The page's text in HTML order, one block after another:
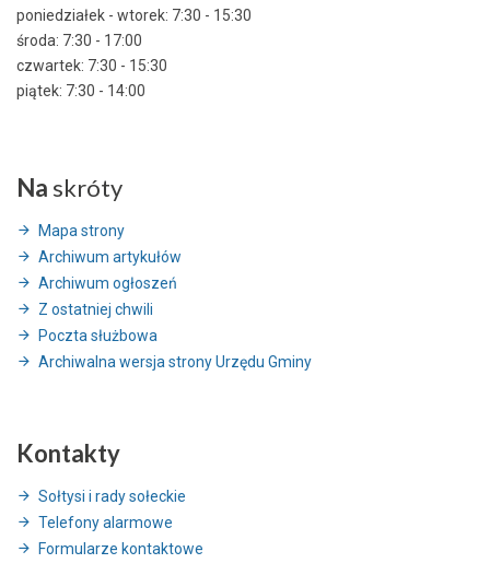
poniedziałek - wtorek: 7:30 - 15:30
środa: 7:30 - 17:00
czwartek: 7:30 - 15:30
piątek: 7:30 - 14:00
Na skróty
Mapa strony
Archiwum artykułów
Archiwum ogłoszeń
Z ostatniej chwili
Poczta służbowa
Archiwalna wersja strony Urzędu Gminy
Kontakty
Sołtysi i rady sołeckie
Telefony alarmowe
Formularze kontaktowe